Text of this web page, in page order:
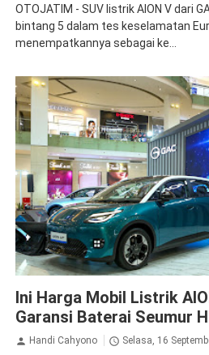
OTOJATIM - SUV listrik AION V dari
bintang 5 dalam tes keselamatan
menempatkannya sebagai ke...
Ini Harga Mobil Listrik
Garansi Baterai Seumur
Handi Cahyono Selasa, 16